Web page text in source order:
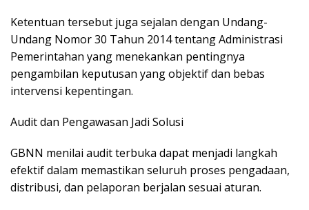
Ketentuan tersebut juga sejalan dengan Undang-
Undang Nomor 30 Tahun 2014 tentang Administrasi
Pemerintahan yang menekankan pentingnya
pengambilan keputusan yang objektif dan bebas
intervensi kepentingan.
Audit dan Pengawasan Jadi Solusi
GBNN menilai audit terbuka dapat menjadi langkah
efektif dalam memastikan seluruh proses pengadaan,
distribusi, dan pelaporan berjalan sesuai aturan.